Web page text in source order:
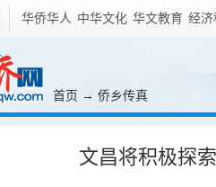
华侨华人 中华文化 华文教育 经济
首页 → 侨乡传真
文昌将积极探